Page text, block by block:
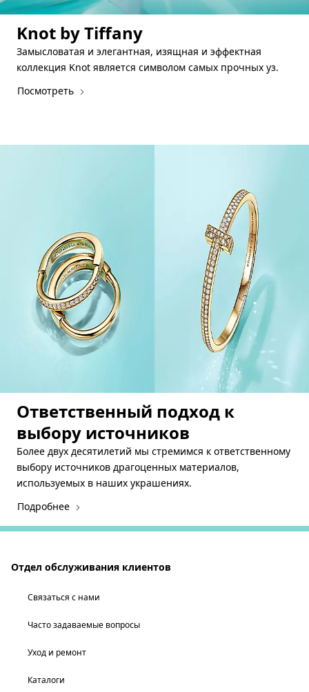
Knot by Tiffany
Замысловатая и элегантная, изящная и эффектная
коллекция Knot является символом самых прочных уз.
Посмотреть
Ответственный подход к
выбору источников
Более двух десятилетий мы стремимся к ответственному
выбору источников драгоценных материалов,
используемых в наших украшениях.
Подробнее
Отдел обслуживания клиентов
Связаться с нами
Часто задаваемые вопросы
Уход и ремонт
Каталоги